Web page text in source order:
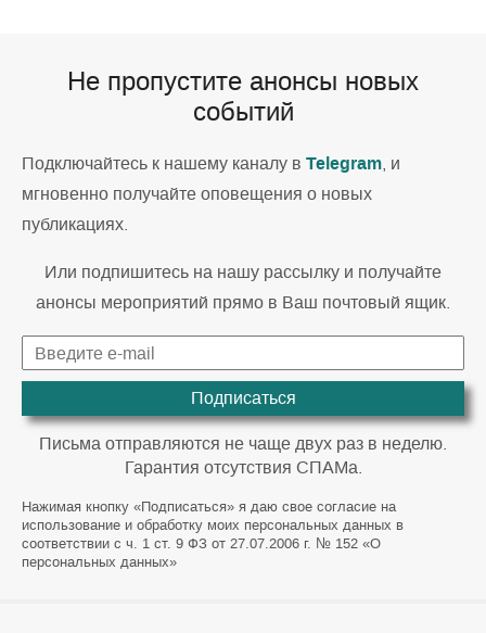
Не пропустите анонсы новых
событий
Подключайтесь к нашему каналу в Telegram, и
мгновенно получайте оповещения о новых
публикациях.
Или подпишитесь на нашу рассылку и получайте
анонсы мероприятий прямо в Ваш почтовый ящик.
Подписаться
Письма отправляются не чаще двух раз в неделю.
Гарантия отсутствия СПАМа.
Нажимая кнопку «Подписаться» я даю свое согласие на
использование и обработку моих персональных данных в
соответствии с ч. 1 ст. 9 ФЗ от 27.07.2006 г. № 152 «О
персональных данных»